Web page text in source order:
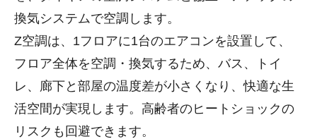
換気システムで空調します。
Z空調は、1フロアに1台のエアコンを設置して、
フロア全体を空調・換気するため、バス、トイ
レ、廊下と部屋の温度差が小さくなり、快適な生
活空間が実現します。高齢者のヒートショックの
リスクも回避できます。